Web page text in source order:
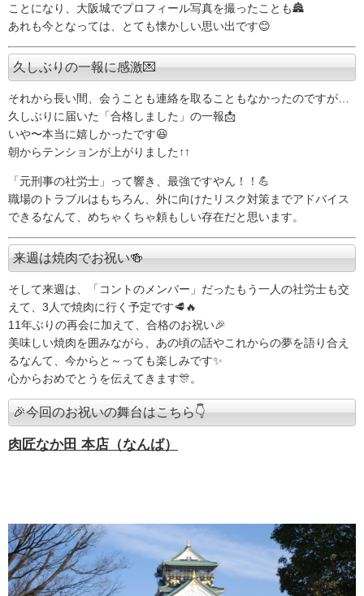
ことになり、大阪城でプロフィール写真を撮ったことも🏯
あれも今となっては、とても懐かしい思い出です😊
久しぶりの一報に感激💌
それから長い間、会うことも連絡を取ることもなかったのですが…
久しぶりに届いた「合格しました」の一報📩
いや〜本当に嬉しかったです😆
朝からテンションが上がりました↑↑
「元刑事の社労士」って響き、最強ですやん！！💪
職場のトラブルはもちろん、外に向けたリスク対策までアドバイス
できるなんて、めちゃくちゃ頼もしい存在だと思います。
来週は焼肉でお祝い🍻
そして来週は、「コントのメンバー」だったもう一人の社労士も交
えて、3人で焼肉に行く予定です🥩🔥
11年ぶりの再会に加えて、合格のお祝い🎉
美味しい焼肉を囲みながら、あの頃の話やこれからの夢を語り合え
るなんて、今からと～っても楽しみです✨
心からおめでとうを伝えてきます🎊。
🎉今回のお祝いの舞台はこちら👇
肉匠なか田 本店（なんば）